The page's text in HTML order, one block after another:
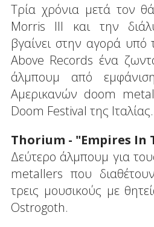
Τρία χρόνια μετά τον
Morris III και την
βγαίνει στην αγορά υπό
Above Records ένα
άλμπουμ από
Αμερικανών doom
Doom Festival της Ιταλίας.
Thorium - "Empires In
Δεύτερο άλμπουμ για
metallers που
τρεις μουσικούς με
Ostrogoth.